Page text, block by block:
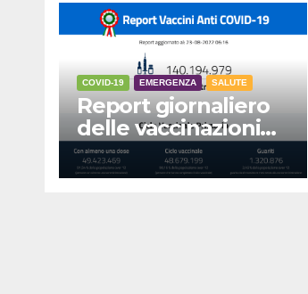
COVID-19 EMERGENZA SALUTE
Report giornaliero
delle vaccinazioni
23 agosto 2022